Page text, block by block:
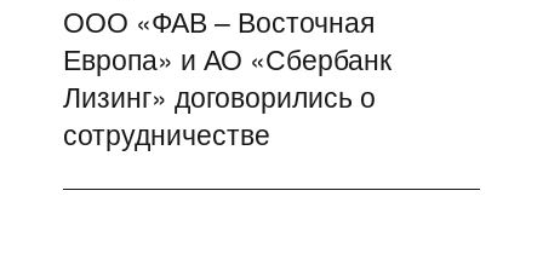
Следующая
запись:
ООО «ФАВ – Восточная
Европа» и АО «Сбербанк
Лизинг» договорились о
сотрудничестве